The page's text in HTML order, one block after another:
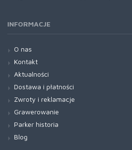
INFORMACJE
O nas
Kontakt
Aktualności
Dostawa i płatności
Zwroty i reklamacje
Grawerowanie
Parker historia
Blog